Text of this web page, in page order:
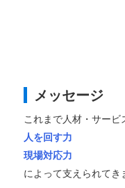
メッセージ
これまで人材・サービ
人を回す力
現場対応力
によって支えられてき